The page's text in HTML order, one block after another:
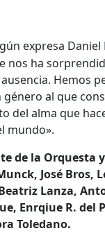
expresa
nos ha
Hemos
al que
del alma que
mundo».
de la Orquesta
José Bros,
Lanza,
Enrqiue R. del
Toledano.